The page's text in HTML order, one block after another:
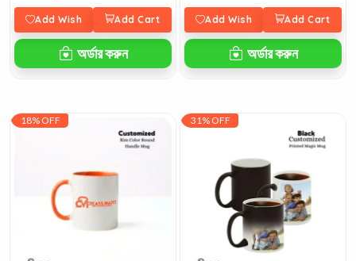
Add Wish Add Cart
অর্ডার করুন
Add Wish Add Cart
অর্ডার করুন
18% OFF 31% OFF